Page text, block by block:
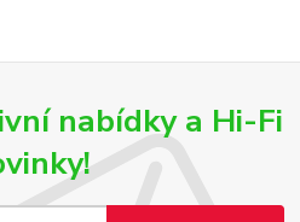
nabídky a Hi-Fi